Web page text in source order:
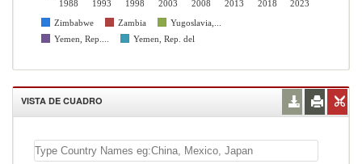
1988 1993 1998 2003 2008 2013 2018
2023
Zimbabwe
Zambia
Yugoslavia,...
Yemen, Rep....
Yemen, Rep. del
VISTA DE CUADRO